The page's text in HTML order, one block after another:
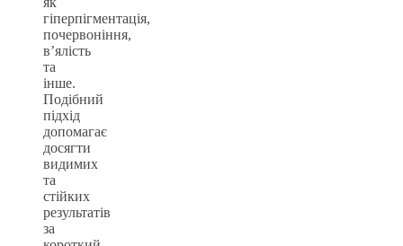
гіперпігментація,
почервоніння,
в’ялість
та
інше.
Подібний
підхід
допомагає
досягти
видимих
та
стійких
результатів
за